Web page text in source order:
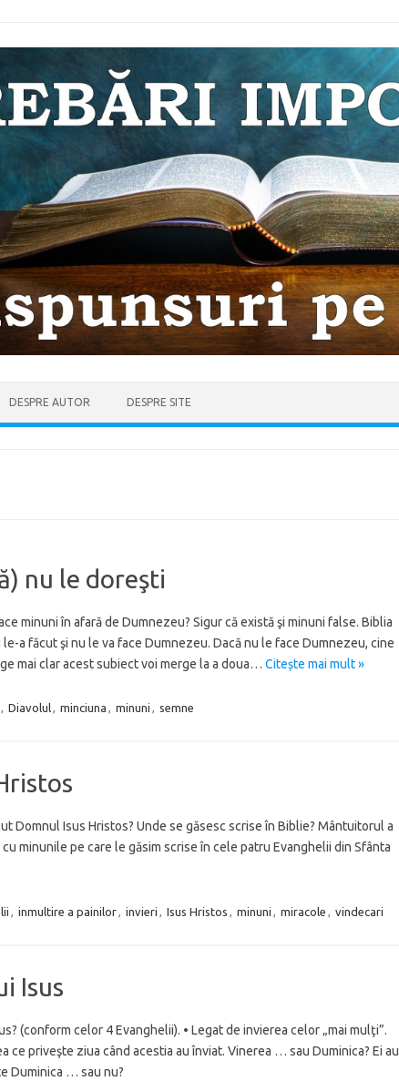
DESPRE AUTOR DESPRE SITE
nu le doreşti
minuni în afară de Dumnezeu? Sigur că există şi minuni false. Biblia
a făcut şi nu le va face Dumnezeu. Dacă nu le face Dumnezeu, cine
mai clar acest subiect voi merge la a doua… Citește mai mult »
, Diavolul, minciuna , minuni , semne
Domnul Isus Hristos? Unde se găsesc scrise în Biblie? Mântuitorul a
minunile pe care le găsim scrise în cele patru Evanghelii din Sfânta
, inmultire a painilor, invieri , Isus Hristos , minuni , miracole , vindecari
Isus
(conform celor 4 Evanghelii). • Legat de invierea celor „mai mulţi”.
ce priveşte ziua când acestia au înviat. Vinerea … sau Duminica? Ei au
Duminica … sau nu?